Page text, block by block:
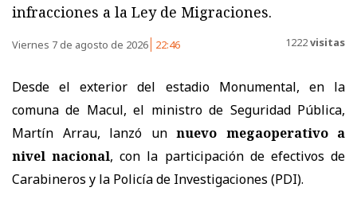
infracciones a la Ley de Migraciones.
Viernes 7 de agosto de 2026 22:46 1222visitas
Desde el exterior del estadio Monumental, en la
comuna de Macul, el ministro de Seguridad Pública,
Martín Arrau, lanzó un nuevo megaoperativo a
nivel nacional, con la participación de efectivos de
Carabineros y la Policía de Investigaciones (PDI).